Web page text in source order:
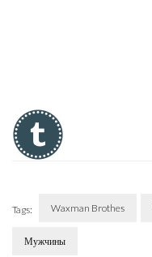
Tags: Waxman Brothes
Мужчины